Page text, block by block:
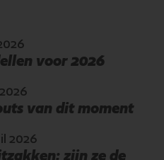
voor 2026
van dit moment
2026
zijn ze de